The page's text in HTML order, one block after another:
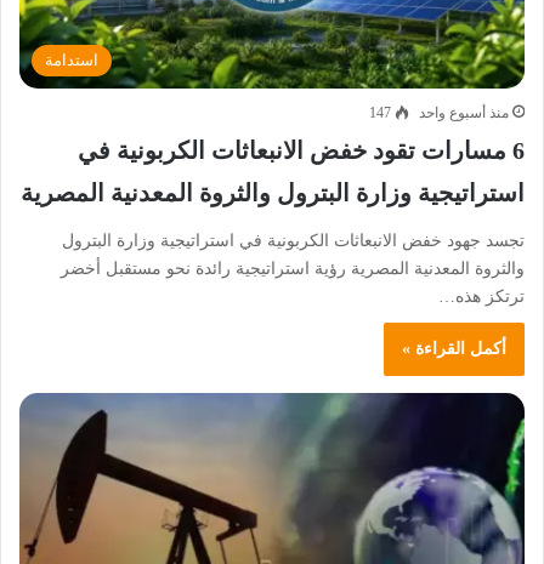
استدامة
منذ أسبوع واحد 147
6 مسارات تقود خفض الانبعاثات الكربونية في
استراتيجية وزارة البترول والثروة المعدنية المصرية
تجسد جهود خفض الانبعاثات الكربونية في استراتيجية وزارة البترول
والثروة المعدنية المصرية رؤية استراتيجية رائدة نحو مستقبل أخضر
ترتكز هذه…
أكمل القراءة »